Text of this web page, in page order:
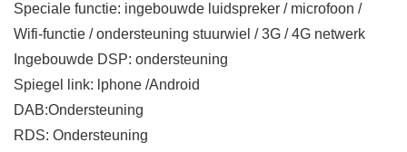
Speciale functie: ingebouwde luidspreker / microfoon /
Wifi-functie / ondersteuning stuurwiel / 3G / 4G netwerk
Ingebouwde DSP: ondersteuning
Spiegel link: lphone /Android
DAB:Ondersteuning
RDS: Ondersteuning